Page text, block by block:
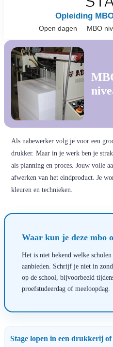
Opleiding
Open dagen MBO
Als nabewerker volg je voor een
drukker. Maar in je werk ben je
als planning en proces. Jouw volle
afwerken van het eindproduct. Je
kleuren en technieken.
Waar kun je deze mbo
Het is niet bekend welke
aanbieden. Schrijf je niet in
op de school, bijvoorbeeld
proefstudeerdag of meeloopdag.
Stage lopen in een drukkerij